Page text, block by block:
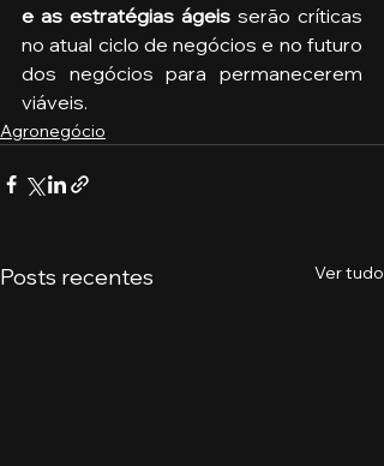
e as estratégias ágeis serão críticas
no atual ciclo de negócios e no futuro
dos negócios para permanecerem
viáveis.
Agronegócio
Posts recentes Ver tudo